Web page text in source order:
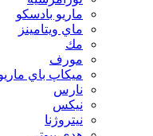
ماريو بادسكو
ماي ويتامينز
مك
مورف
ميكاپ باي
نارس
نيكس
نیتروژنا